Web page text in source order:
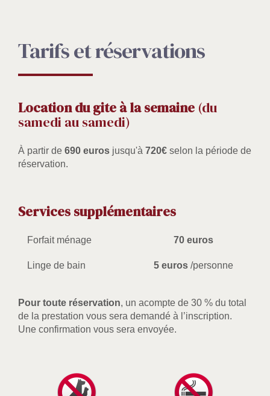
Tarifs et réservations
Location du gite à la semaine (du
samedi au samedi)
À partir de 690 euros jusqu'à 720€ selon la période de
réservation.
Services supplémentaires
Forfait ménage 70 euros
Linge de bain 5 euros /personne
Pour toute réservation, un acompte de 30 % du total
de la prestation vous sera demandé à l’inscription.
Une confirmation vous sera envoyée.